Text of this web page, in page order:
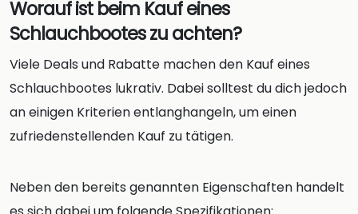
Worauf ist beim Kauf eines
Schlauchbootes zu achten?
Viele Deals und Rabatte machen den Kauf eines
Schlauchbootes lukrativ. Dabei solltest du dich jedoch
an einigen Kriterien entlanghangeln, um einen
zufriedenstellenden Kauf zu tätigen.
Neben den bereits genannten Eigenschaften handelt